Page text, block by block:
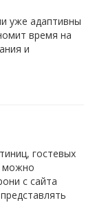
уже адаптивны
время на
и
гостевых
можно
с сайта